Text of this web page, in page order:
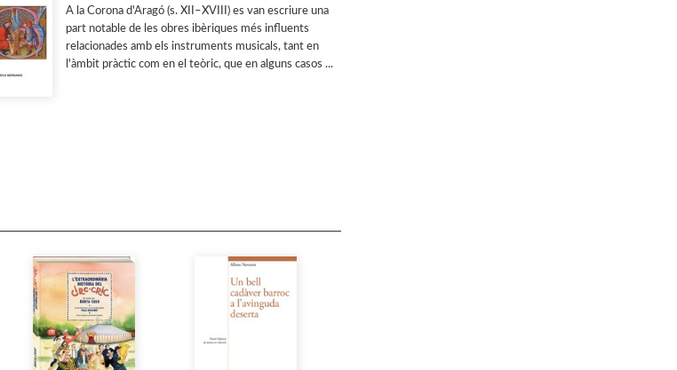
A la Corona d'Aragó (s. XII–XVIII) es van escriure una
part notable de les obres ibèriques més influents
relacionades amb els instruments musicals, tant en
l'àmbit pràctic com en el teòric, que en alguns casos ...